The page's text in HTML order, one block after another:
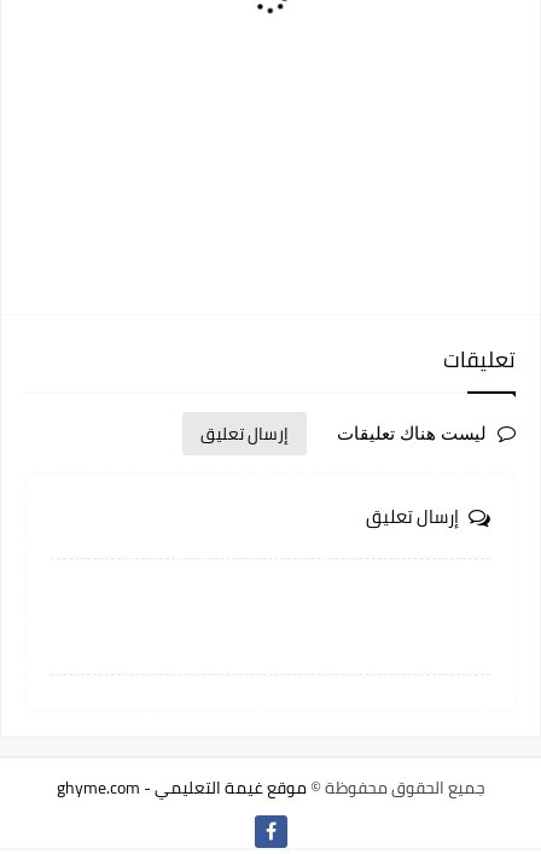
تعليقات
ليست هناك تعليقات إرسال تعليق
إرسال تعليق
جميع الحقوق محفوظة ©موقع غيمة التعليمي - ghyme.com